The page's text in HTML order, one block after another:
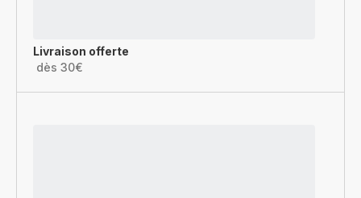
Livraison offerte
dès 30€